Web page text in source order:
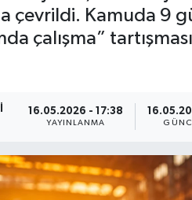
çevrildi. Kamuda 9
çalışma”
16.05.2026 - 17:38
YAYINLANMA